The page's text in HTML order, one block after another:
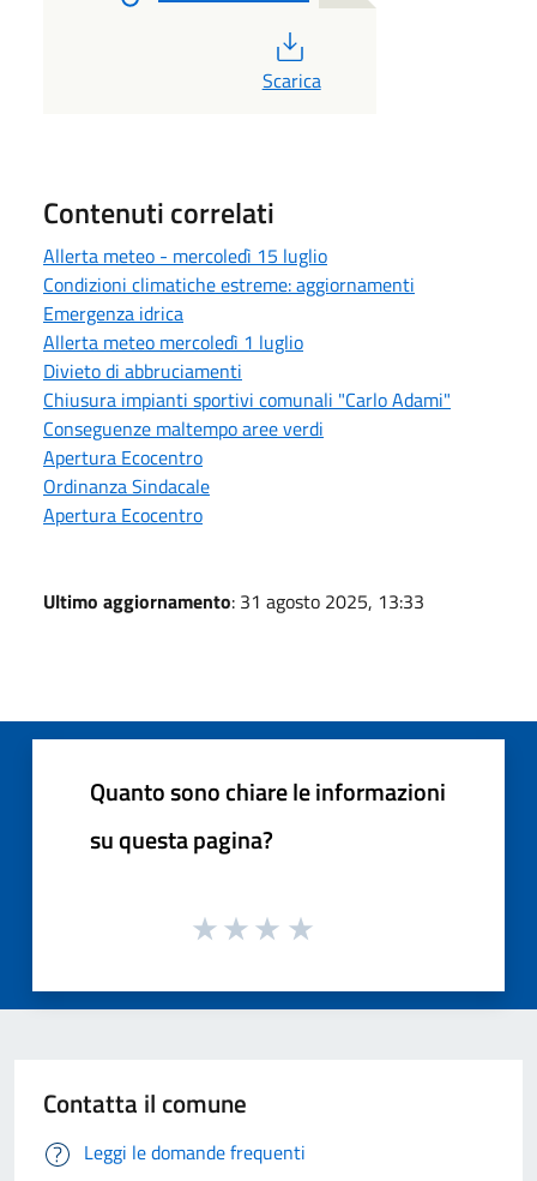
Scarica
Contenuti correlati
Allerta meteo - mercoledì 15 luglio
Condizioni climatiche estreme: aggiornamenti
Emergenza idrica
Allerta meteo mercoledì 1 luglio
Divieto di abbruciamenti
Chiusura impianti sportivi comunali "Carlo Adami"
Conseguenze maltempo aree verdi
Apertura Ecocentro
Ordinanza Sindacale
Apertura Ecocentro
Ultimo aggiornamento: 31 agosto 2025, 13:33
Quanto sono chiare le informazioni
su questa pagina?
Contatta il comune
Leggi le domande frequenti